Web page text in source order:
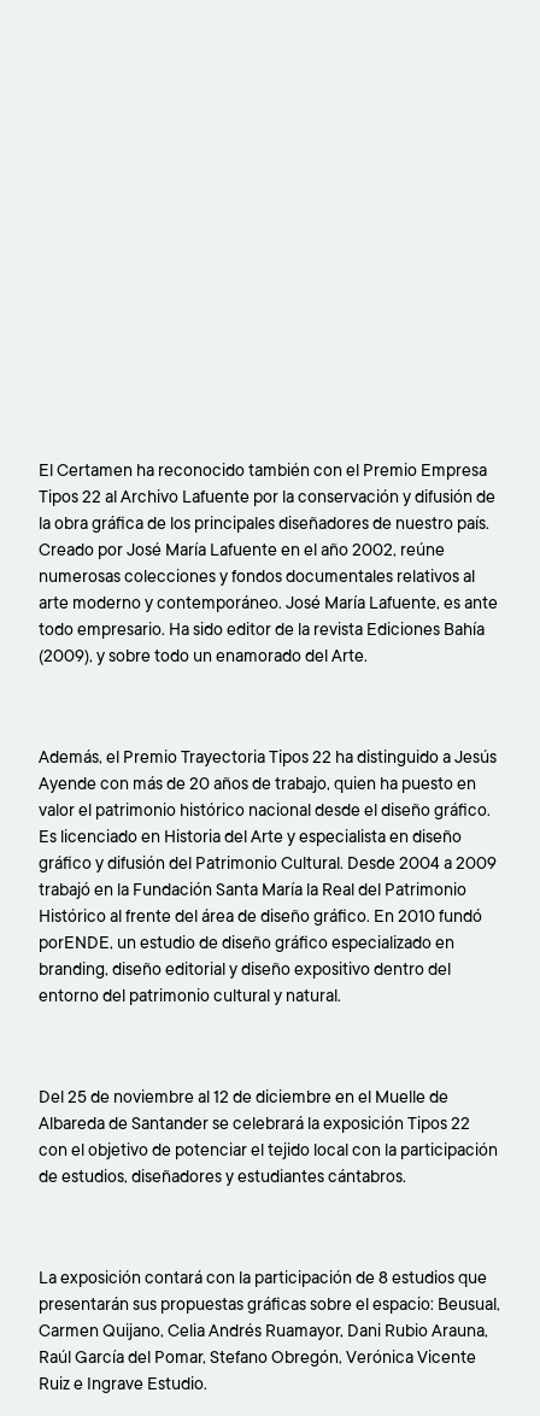
El Certamen ha reconocido también con el Premio Empresa
Tipos 22 al Archivo Lafuente por la conservación y difusión de
la obra gráfica de los principales diseñadores de nuestro país.
Creado por José María Lafuente en el año 2002, reúne
numerosas colecciones y fondos documentales relativos al
arte moderno y contemporáneo. José María Lafuente, es ante
todo empresario. Ha sido editor de la revista Ediciones Bahía
(2009), y sobre todo un enamorado del Arte.
Además, el Premio Trayectoria Tipos 22 ha distinguido a Jesús
Ayende con más de 20 años de trabajo, quien ha puesto en
valor el patrimonio histórico nacional desde el diseño gráfico.
Es licenciado en Historia del Arte y especialista en diseño
gráfico y difusión del Patrimonio Cultural. Desde 2004 a 2009
trabajó en la Fundación Santa María la Real del Patrimonio
Histórico al frente del área de diseño gráfico. En 2010 fundó
porENDE, un estudio de diseño gráfico especializado en
branding, diseño editorial y diseño expositivo dentro del
entorno del patrimonio cultural y natural.
Del 25 de noviembre al 12 de diciembre en el Muelle de
Albareda de Santander se celebrará la exposición Tipos 22
con el objetivo de potenciar el tejido local con la participación
de estudios, diseñadores y estudiantes cántabros.
La exposición contará con la participación de 8 estudios que
presentarán sus propuestas gráficas sobre el espacio: Beusual,
Carmen Quijano, Celia Andrés Ruamayor, Dani Rubio Arauna,
Raúl García del Pomar, Stefano Obregón, Verónica Vicente
Ruiz e Ingrave Estudio.